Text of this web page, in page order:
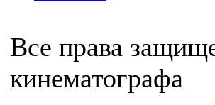
Все права
кинематографа